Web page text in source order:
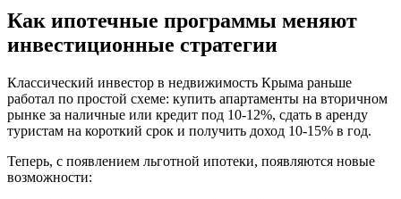
Как ипотечные программы меняют
инвестиционные стратегии
Классический инвестор в недвижимость Крыма раньше
работал по простой схеме: купить апартаменты на вторичном
рынке за наличные или кредит под 10-12%, сдать в аренду
туристам на короткий срок и получить доход 10-15% в год.
Теперь, с появлением льготной ипотеки, появляются новые
возможности: